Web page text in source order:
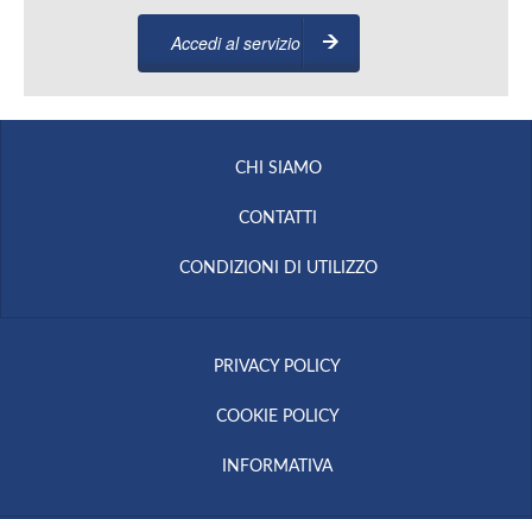
Accedi al servizio
CHI SIAMO
CONTATTI
CONDIZIONI DI UTILIZZO
PRIVACY POLICY
COOKIE POLICY
INFORMATIVA